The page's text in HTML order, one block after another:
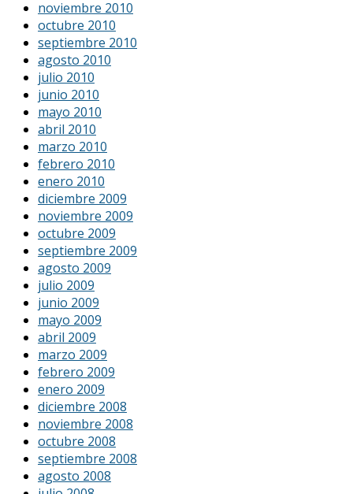
noviembre 2010
octubre 2010
septiembre 2010
agosto 2010
julio 2010
junio 2010
mayo 2010
abril 2010
marzo 2010
febrero 2010
enero 2010
diciembre 2009
noviembre 2009
octubre 2009
septiembre 2009
agosto 2009
julio 2009
junio 2009
mayo 2009
abril 2009
marzo 2009
febrero 2009
enero 2009
diciembre 2008
noviembre 2008
octubre 2008
septiembre 2008
agosto 2008